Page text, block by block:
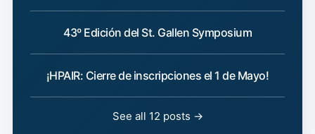
43º Edición del St. Gallen Symposium
¡HPAIR: Cierre de inscripciones el 1 de Mayo!
See all 12 posts →